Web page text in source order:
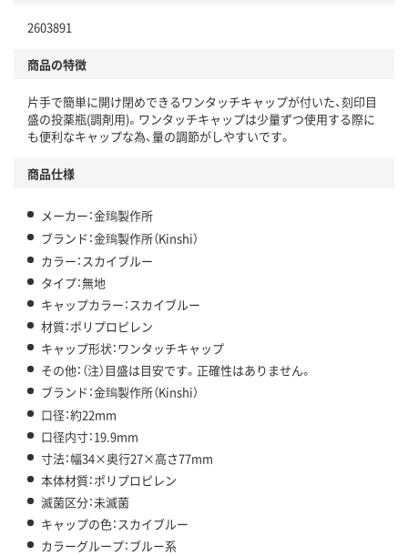
2603891
商品の特徴
片手で簡単に開け閉めできるワンタッチキャップが付いた、刻印目
盛の投薬瓶(調剤用)。ワンタッチキャップは少量ずつ使用する際に
も便利なキャップな為、量の調節がしやすいです。
商品仕様
メーカー：金鵄製作所
ブランド：金鵄製作所（Kinshi）
カラー：スカイブルー
タイプ：無地
キャップカラー：スカイブルー
材質：ポリプロピレン
キャップ形状：ワンタッチキャップ
その他：（注）目盛は目安です。正確性はありません。
ブランド：金鵄製作所（Kinshi）
口径：約22mm
口径内寸：19.9mm
寸法：幅34×奥行27×高さ77mm
本体材質：ポリプロピレン
滅菌区分：未滅菌
キャップの色：スカイブルー
カラーグループ：ブルー系